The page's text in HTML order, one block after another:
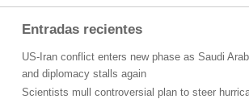
Entradas recientes
US-Iran conflict enters new phase as Saudi
and diplomacy stalls again
Scientists mull controversial plan to steer